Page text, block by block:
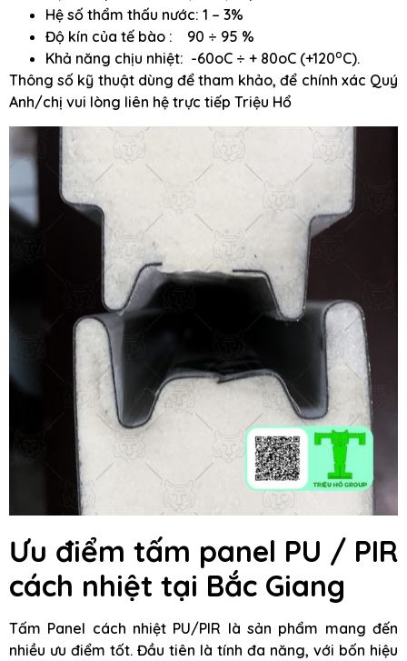
Hệ số thẩm thấu nước: 1 – 3%
Độ kín của tế bào : 90 ÷ 95 %
Khả năng chịu nhiệt: -60oC ÷ + 80oC (+120oC).
Thông số kỹ thuật dùng để tham khảo, để chính xác Quý
Anh/chị vui lòng liên hệ trực tiếp Triệu Hổ
Ưu điểm tấm panel PU / PIR
cách nhiệt tại Bắc Giang
Tấm Panel cách nhiệt PU/PIR là sản phẩm mang đến
nhiều ưu điểm tốt. Đầu tiên là tính đa năng, với bốn hiệu